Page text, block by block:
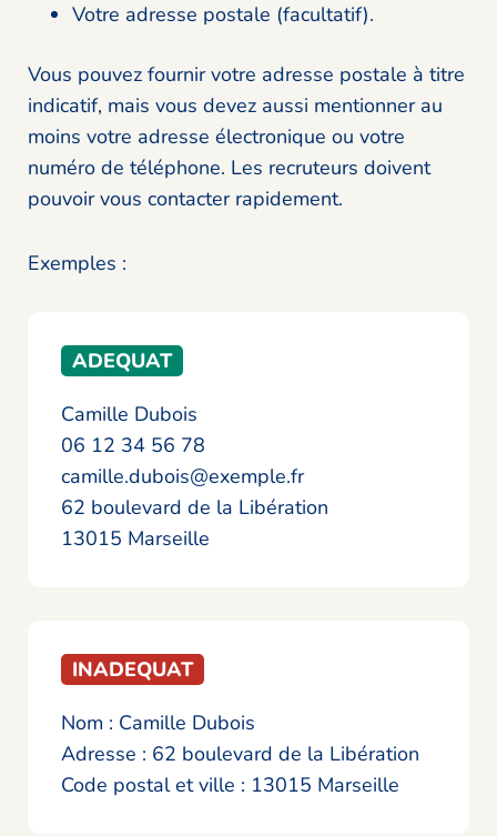
Votre adresse postale (facultatif).
Vous pouvez fournir votre adresse postale à titre
indicatif, mais vous devez aussi mentionner au
moins votre adresse électronique ou votre
numéro de téléphone. Les recruteurs doivent
pouvoir vous contacter rapidement.
Exemples :
ADEQUAT
Camille Dubois
06 12 34 56 78
camille.dubois@exemple.fr
62 boulevard de la Libération
13015 Marseille
INADEQUAT
Nom : Camille Dubois
Adresse : 62 boulevard de la Libération
Code postal et ville : 13015 Marseille